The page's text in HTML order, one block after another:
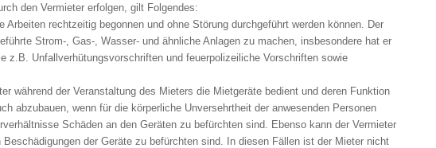
den Vermieter erfolgen, gilt Folgendes:
rechtzeitig begonnen und ohne Störung durchgeführt werden können. Der
Strom-, Gas-, Wasser- und ähnliche Anlagen zu machen, insbesondere hat er
z.B. Unfallverhütungsvorschriften und feuerpolizeiliche Vorschriften sowie
während der Veranstaltung des Mieters die Mietgeräte bedient und deren Funktion
abzubauen, wenn für die körperliche Unversehrtheit der anwesenden Personen
Schäden an den Geräten zu befürchten sind. Ebenso kann der Vermieter
der Geräte zu befürchten sind. In diesen Fällen ist der Mieter nicht